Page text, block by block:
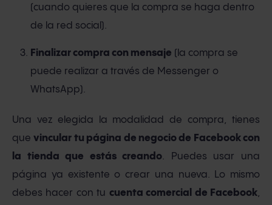
(cuando quieres que la compra se haga dentro
de la red social).
Finalizar compra con mensaje (la compra se
puede realizar a través de Messenger o
WhatsApp).
Una vez elegida la modalidad de compra, tienes
quevincular tu página de negocio de Facebook con
la tienda que estás creando. Puedes usar una
página ya existente o crear una nueva. Lo mismo
debes hacer con tu cuenta comercial de Facebook,